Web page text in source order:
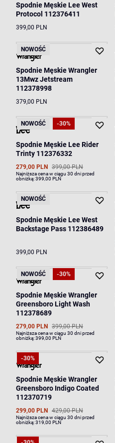
Spodnie Męskie Lee West
Protocol 112376411
399,00 PLN
NOWOŚĆ
Spodnie Męskie Wrangler
13Mwz Jetstream
112378998
379,00 PLN
NOWOŚĆ -30%
Spodnie Męskie Lee Rider
Trinty 112376332
279,00 PLN 399,00 PLN
Najniższa cena w ciągu 30 dni przed
obniżką:399,00 PLN
NOWOŚĆ
Spodnie Męskie Lee West
Backstage Pass 112386489
399,00 PLN
NOWOŚĆ -30%
Spodnie Męskie Wrangler
Greensboro Light Wash
112378689
279,00 PLN 399,00 PLN
Najniższa cena w ciągu 30 dni przed
obniżką:399,00 PLN
-30%
Spodnie Męskie Wrangler
Greensboro Indigo Coated
112370719
299,00 PLN 429,00 PLN
Najniższa cena w ciągu 30 dni przed
obniżką:319,00 PLN